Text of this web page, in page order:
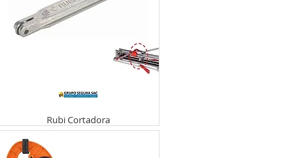
Rubi Cortadora